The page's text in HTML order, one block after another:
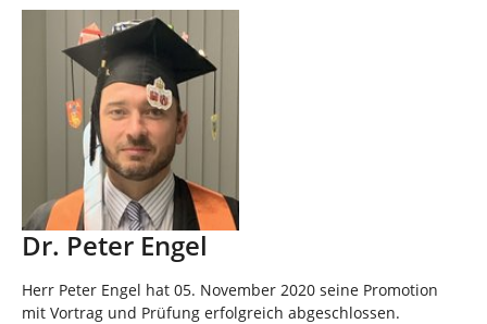
Dr. Peter Engel
Herr Peter Engel hat 05. November 2020 seine Promotion
mit Vortrag und Prüfung erfolgreich abgeschlossen.